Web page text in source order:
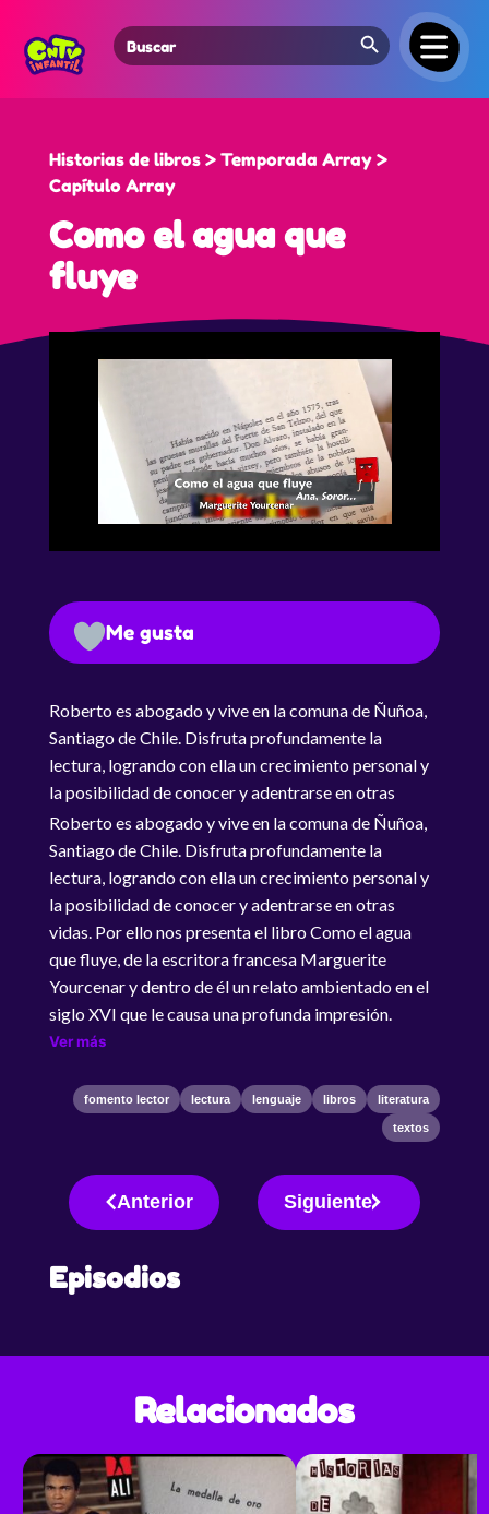
Search
for:
Search Button
Historias de libros > Temporada Array >
Capítulo Array
Como el agua que
fluye
Me gusta
Roberto es abogado y vive en la comuna de Ñuñoa,
Santiago de Chile. Disfruta profundamente la
lectura, logrando con ella un crecimiento personal y
la posibilidad de conocer y adentrarse en otras
vidas. Por ello nos presenta el libro Como el agua
que fluye, de la escritora francesa Marguerite
Yourcenar y dentro de él un relato ambientado en el
siglo XVI que le causa una profunda impresión.
Roberto es abogado y vive en la comuna de Ñuñoa,
Santiago de Chile. Disfruta profundamente la
lectura, logrando con ella un crecimiento personal y
la posibilidad de conocer y adentrarse en otras
vidas. Por ello nos presenta el libro Como el agua
que fluye, de la escritora francesa Marguerite
Yourcenar y dentro de él un relato ambientado en el
siglo XVI que le causa una profunda impresión.
Ver más
fomento lector lectura lenguaje libros literatura
textos
Anterior Siguiente
Episodios
Relacionados